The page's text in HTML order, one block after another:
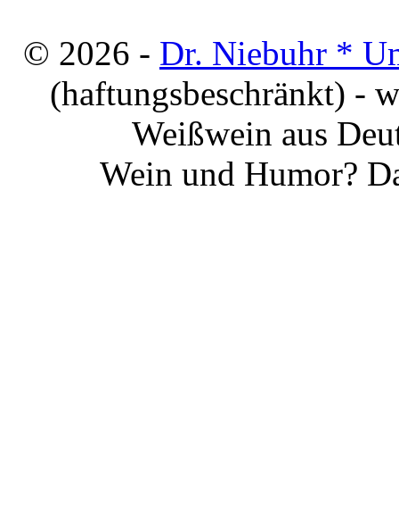
© 2026 - Dr. Niebuhr *
(haftungsbeschränkt) -
Weißwein aus
Wein und Humor?